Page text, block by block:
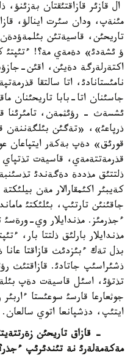
ال قازئر قازاقتئقتان
مئنةپ، ودان سئرت اينالؤ،
تاريحئن، قاسيةتئن
ؤ ئشةدئ» دةمةي مة؟! ءتئپتئ
اكتةرلةرگة دةيئن، اقئن-
نامئستانادئ، اتا سالتقا
جاسئنان اتا-بابا تاريحئنان
ئشسةث - رؤئثمةن، تامئرئنا
ذرپاعئ»، «تةگئن بئلگةننةن
قورئق» دةپ بةكةر ايتپاعان
قذرمةتتةمةي، قاسيةت تذتپاي
ذلتتئق مذددة دةگةندئ
كةيبئر اكئمقارالار مةن
جاقئنئن تارتئپ، بئلئكتئ
ءجذرمئز. مذندايلار وي-ورةسئ
مذندايلار بارلئق ذلتتا بار،
بذل تةك ءبئزدئث قازاقتا
ذشئراسئپ جاتادئ. قازاقتئث
تذتؤئ، اسئل قاسيةت دةپ
جوثعارعا قارسئ سوعئستا ءاربئر
ايتئپ، دذشپانعا اتوي سالعان.
- قازاق تاريحئن
مةكةمةلةرئ نة تئندئرئپ